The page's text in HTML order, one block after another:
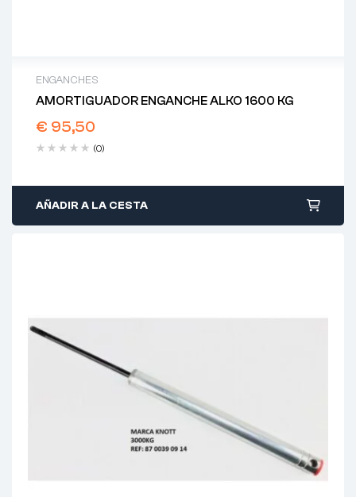
ENGANCHES
AMORTIGUADOR ENGANCHE ALKO 1600 KG
€ 95,50
(0)
AÑADIR A LA CESTA